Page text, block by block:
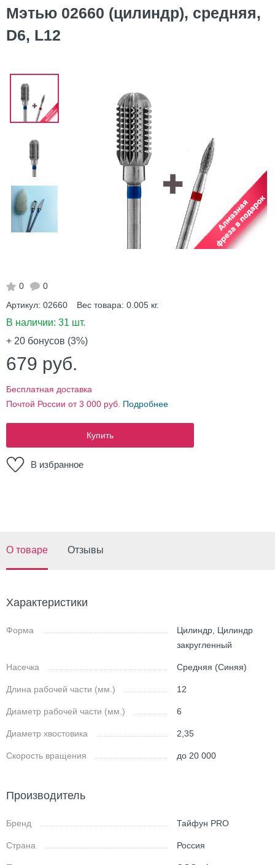
Мэтью 02660 (цилиндр), средняя,
D6, L12
0
0
Артикул: 02660 Вес товара: 0.005 кг.
В наличии: 31 шт.
+ 20 бонусов (3%)
679 руб.
Бесплатная доставка
Почтой России от 3 000 руб. Подробнее
Купить
В избранное
О товаре Отзывы
Характеристики
Форма
Цилиндр, Цилиндр
закругленный
Насечка Средняя (Синяя)
Длина рабочей части (мм.) 12
Диаметр рабочей части (мм.) 6
Диаметр хвостовика 2,35
Скорость вращения до 20 000
Производитель
Бренд Тайфун PRO
Страна Россия